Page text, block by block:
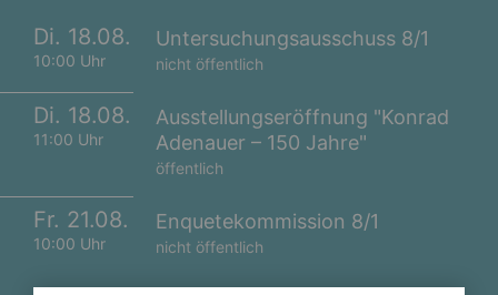
Di. 18.08.
10:00 Uhr
Untersuchungsausschuss 8/1
nicht öffentlich
Di. 18.08.
11:00 Uhr
Ausstellungseröffnung "Konrad
Adenauer – 150 Jahre"
öffentlich
Fr. 21.08.
10:00 Uhr
Enquetekommission 8/1
nicht öffentlich